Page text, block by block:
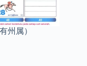
州属）